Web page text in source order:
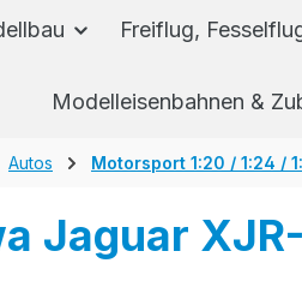
Freiflug,
Modelleisenbahnen &
Autos Motorsport 1:20 / 1:24 /
Jaguar